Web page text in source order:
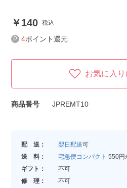
140 税込
4ポイント還元
お気に入
商品番号 JPREMT10
配 送： 翌日配送可
送 料：
宅急便コンパクト 550円
ギフト：
不可
修 理：
不可